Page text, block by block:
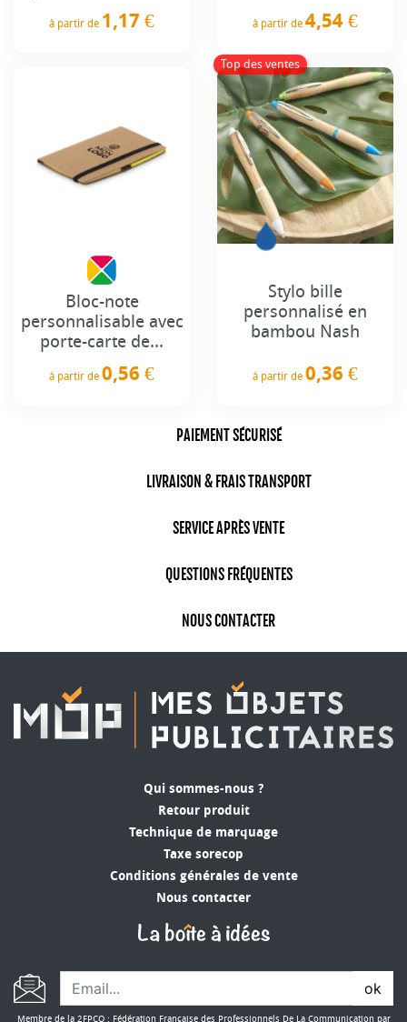
à partir de 1,17 € à partir de 4,54 €
Bloc-note
personnalisable avec
porte-carte de...
à partir de 0,56 €
Top des ventes
Stylo bille
personnalisé en
bambou Nash
à partir de 0,36 €
PAIEMENT SÉCURISÉ
LIVRAISON & FRAIS TRANSPORT
SERVICE APRÈS VENTE
QUESTIONS FRÉQUENTES
NOUS CONTACTER
Qui sommes-nous ?
Retour produit
Technique de marquage
Taxe sorecop
Conditions générales de vente
Nous contacter
ok
Membre de la 2FPCO : Fédération Française des Professionnels De La Communication par